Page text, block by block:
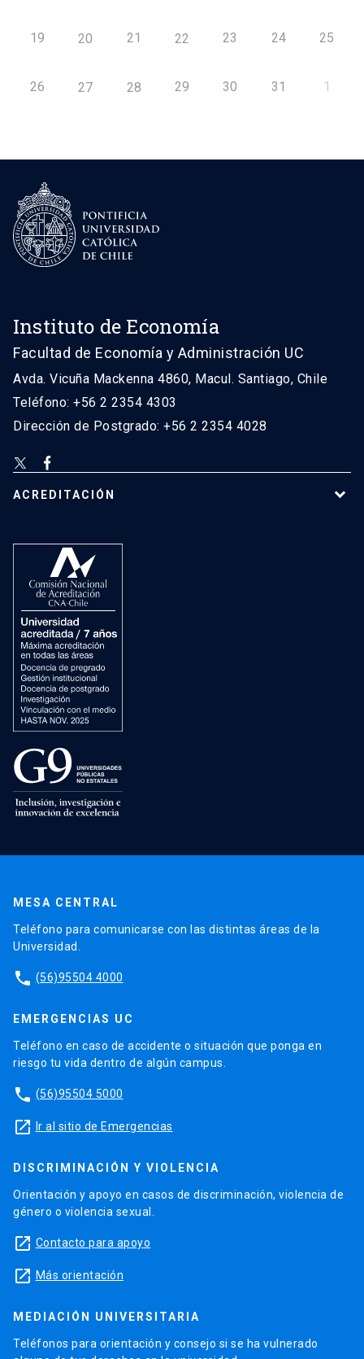
19 20 21 22 23 24 25
26 27 28 29 30 31 1
Instituto de Economía
Facultad de Economía y Administración UC
Avda. Vicuña Mackenna 4860, Macul. Santiago, Chile
Teléfono: +56 2 2354 4303
Dirección de Postgrado: +56 2 2354 4028
ACREDITACIÓN
MESA CENTRAL
Teléfono para comunicarse con las distintas áreas de la
Universidad.
phone (56)95504 4000
EMERGENCIAS UC
Teléfono en caso de accidente o situación que ponga en
riesgo tu vida dentro de algún campus.
phone (56)95504 5000
launch Ir al sitio de Emergencias
DISCRIMINACIÓN Y VIOLENCIA
Orientación y apoyo en casos de discriminación, violencia de
género o violencia sexual.
launch Contacto para apoyo
launch Más orientación
MEDIACIÓN UNIVERSITARIA
Teléfonos para orientación y consejo si se ha vulnerado